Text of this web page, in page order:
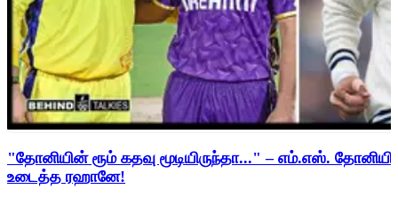
"தோனியின் ரூம் கதவு மூடியிருந்தா..." – எம்.எஸ்.
உடைத்த ரஹானே!